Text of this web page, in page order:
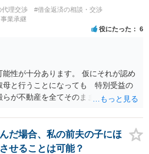
代理交渉
#借金返済の相談・交渉
業承継
役にたった 6
性が十分あります。 仮にそれが認め
と行うことになっても 特別受益の
が不動産を全てそのまま取得できる
だ場合、私の前夫の子にほ
せることは可能？